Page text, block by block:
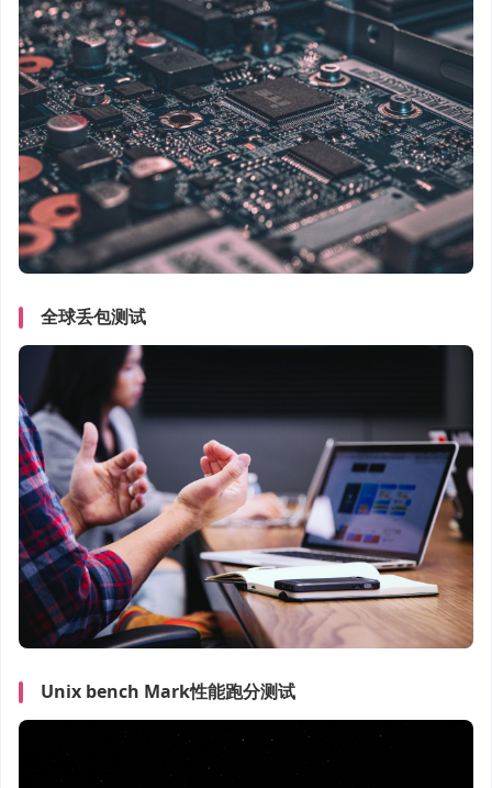
全球丢包测试
Unix bench Mark性能跑分测试